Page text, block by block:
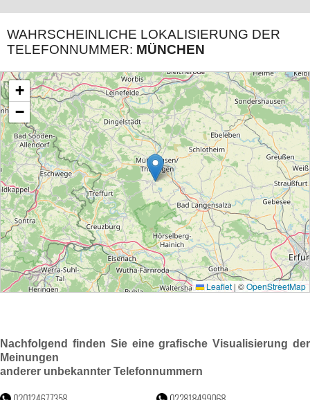
WAHRSCHEINLICHE LOKALISIERUNG DER
TELEFONNUMMER: MÜNCHEN
Nachfolgend finden Sie eine grafische Visualisierung der
Meinungen
anderer unbekannter Telefonnummern